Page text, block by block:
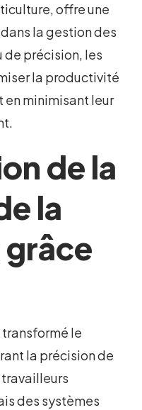
offre une
la gestion des
de précision, les
la productivité
minimisant leur
de la
la
le
la précision de
des systèmes